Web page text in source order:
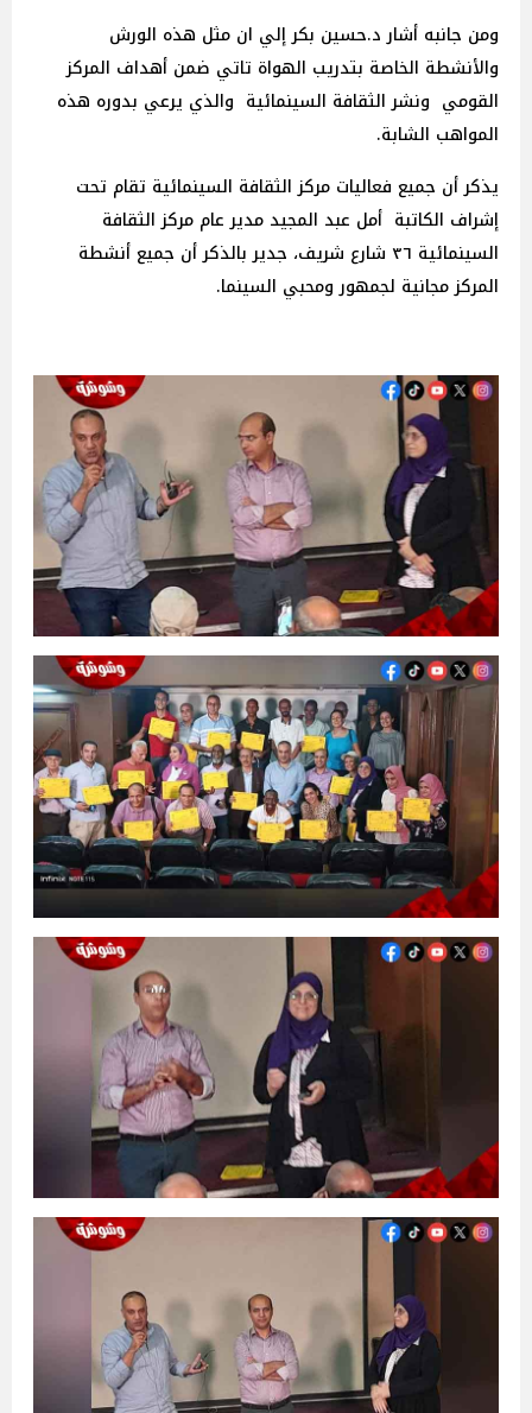
ومن جانبه أشار د.حسين بكر إلي ان مثل هذه الورش
والأنشطة الخاصة بتدريب الهواة تاتي ضمن أهداف المركز
القومي ونشر الثقافة السينمائية والذي يرعي بدوره هذه
المواهب الشابة.
يذكر أن جميع فعاليات مركز الثقافة السينمائية تقام تحت
إشراف الكاتبة أمل عبد المجيد مدير عام مركز الثقافة
السينمائية ٣٦ شارع شريف، جدير بالذكر أن جميع أنشطة
المركز مجانية لجمهور ومحبي السينما.